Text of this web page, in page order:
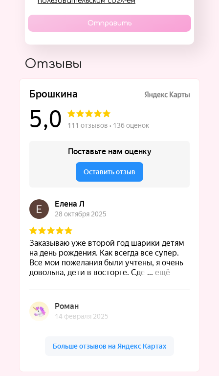
Отправить
Отзывы